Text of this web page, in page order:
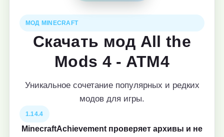
МОД MINECRAFT
Скачать мод All the
Mods 4 - ATM4
Уникальное сочетание популярных и редких
модов для игры.
1.14.4
MinecraftAchievement проверяет архивы и не